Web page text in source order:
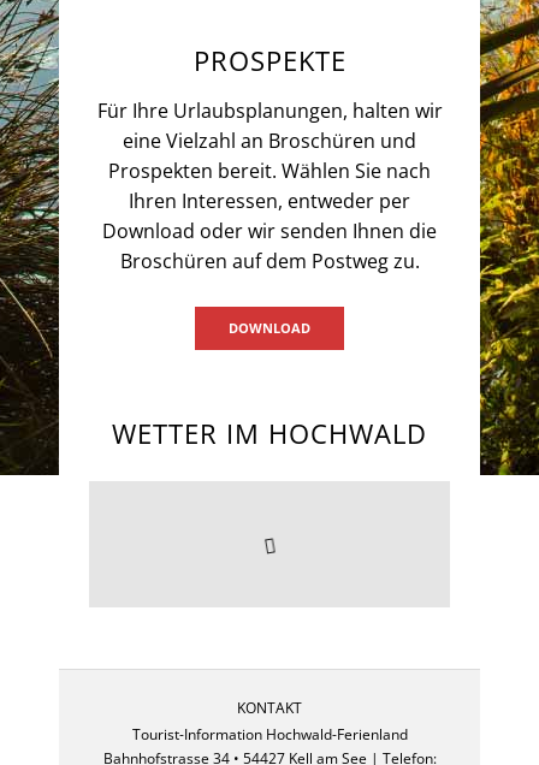
PROSPEKTE
Für Ihre Urlaubsplanungen, halten wir
eine Vielzahl an Broschüren und
Prospekten bereit. Wählen Sie nach
Ihren Interessen, entweder per
Download oder wir senden Ihnen die
Broschüren auf dem Postweg zu.
DOWNLOAD
WETTER IM HOCHWALD
KONTAKT
Tourist-Information Hochwald-Ferienland
Bahnhofstrasse 34 • 54427 Kell am See | Telefon: